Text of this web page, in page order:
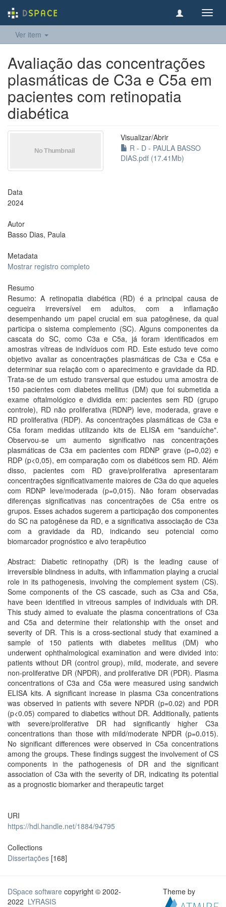
Ver item
Avaliação das concentrações
plasmáticas de C3a e C5a em
pacientes com retinopatia
diabética
Visualizar/Abrir
R - D - PAULA BASSO
DIAS.pdf (17.41Mb)
Data
2024
Autor
Basso Dias, Paula
Metadata
Mostrar registro completo
Resumo
Resumo: A retinopatia diabética (RD) é a principal causa de
cegueira irreversível em adultos, com a inflamação
desempenhando um papel crucial em sua patogênese, da qual
participa o sistema complemento (SC). Alguns componentes da
cascata do SC, como C3a e C5a, já foram identificados em
amostras vítreas de indivíduos com RD. Este estudo teve como
objetivo avaliar as concentrações plasmáticas de C3a e C5a e
determinar sua relação com o aparecimento e gravidade da RD.
Trata-se de um estudo transversal que estudou uma amostra de
150 pacientes com diabetes mellitus (DM) que foi submetida a
exame oftalmológico e dividida em: pacientes sem RD (grupo
controle), RD não proliferativa (RDNP) leve, moderada, grave e
RD proliferativa (RDP). As concentrações plasmáticas de C3a e
C5a foram medidas utilizando kits de ELISA em "sanduíche".
Observou-se um aumento significativo nas concentrações
plasmáticas de C3a em pacientes com RDNP grave (p=0,02) e
RDP (p<0,05), em comparação com os diabéticos sem RD. Além
disso, pacientes com RD grave/proliferativa apresentaram
concentrações significativamente maiores de C3a do que aqueles
com RDNP leve/moderada (p=0,015). Não foram observadas
diferenças significativas nas concentrações de C5a entre os
grupos. Esses achados sugerem a participação dos componentes
do SC na patogênese da RD, e a significativa associação de C3a
com a gravidade da RD, indicando seu potencial como
biomarcador prognóstico e alvo terapêutico
Abstract: Diabetic retinopathy (DR) is the leading cause of
irreversible blindness in adults, with inflammation playing a crucial
role in its pathogenesis, involving the complement system (CS).
Some components of the CS cascade, such as C3a and C5a,
have been identified in vitreous samples of individuals with DR.
This study aimed to evaluate the plasma concentrations of C3a
and C5a and determine their relationship with the onset and
severity of DR. This is a cross-sectional study that examined a
sample of 150 patients with diabetes mellitus (DM) who
underwent ophthalmological examination and were divided into:
patients without DR (control group), mild, moderate, and severe
non-proliferative DR (NPDR), and proliferative DR (PDR). Plasma
concentrations of C3a and C5a were measured using sandwich
ELISA kits. A significant increase in plasma C3a concentrations
was observed in patients with severe NPDR (p=0.02) and PDR
(p<0.05) compared to diabetics without DR. Additionally, patients
with severe/proliferative DR had significantly higher C3a
concentrations than those with mild/moderate NPDR (p=0.015).
No significant differences were observed in C5a concentrations
among the groups. These findings suggest the involvement of CS
components in the pathogenesis of DR and the significant
association of C3a with the severity of DR, indicating its potential
as a prognostic biomarker and therapeutic target
URI
https://hdl.handle.net/1884/94795
Collections
Dissertações [168]
DSpace software copyright © 2002-
2022 LYRASIS
Theme by